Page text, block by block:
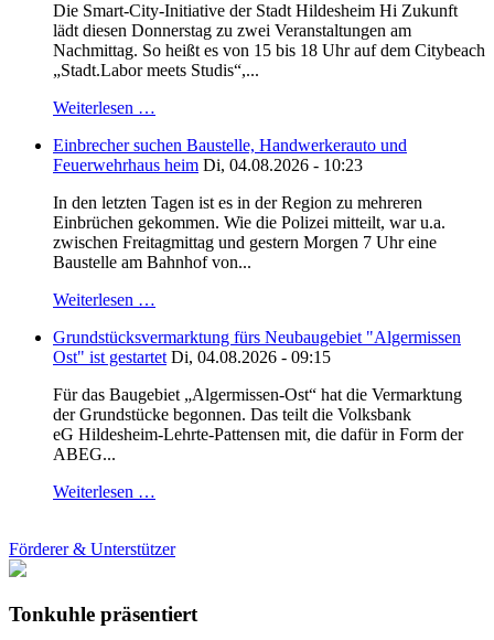
Die Smart-City-Initiative der Stadt Hildesheim Hi Zukunft
lädt diesen Donnerstag zu zwei Veranstaltungen am
Nachmittag. So heißt es von 15 bis 18 Uhr auf dem Citybeach
„Stadt.Labor meets Studis“,...
Weiterlesen …
Einbrecher suchen Baustelle, Handwerkerauto und
Feuerwehrhaus heim Di, 04.08.2026 - 10:23
In den letzten Tagen ist es in der Region zu mehreren
Einbrüchen gekommen. Wie die Polizei mitteilt, war u.a.
zwischen Freitagmittag und gestern Morgen 7 Uhr eine
Baustelle am Bahnhof von...
Weiterlesen …
Grundstücksvermarktung fürs Neubaugebiet "Algermissen
Ost" ist gestartet Di, 04.08.2026 - 09:15
Für das Baugebiet „Algermissen-Ost“ hat die Vermarktung
der Grundstücke begonnen. Das teilt die Volksbank
eG Hildesheim-Lehrte-Pattensen mit, die dafür in Form der
ABEG...
Weiterlesen …
Förderer & Unterstützer
Tonkuhle präsentiert